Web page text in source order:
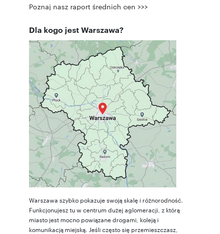
Poznaj nasz raport średnich cen >>>
Dla kogo jest Warszawa?
Warszawa szybko pokazuje swoją skalę i różnorodność.
Funkcjonujesz tu w centrum dużej aglomeracji, z którą
miasto jest mocno powiązane drogami, koleją i
komunikacją miejską. Jeśli często się przemieszczasz,